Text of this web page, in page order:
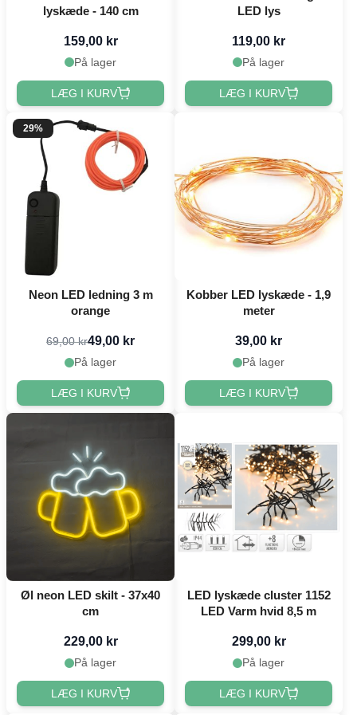
lyskæde - 140 cm
159,00 kr
På lager
LÆG I KURV
LED lys
119,00 kr
På lager
LÆG I KURV
29%
Neon LED ledning 3 m
orange
69,00 kr49,00 kr
På lager
LÆG I KURV
Kobber LED lyskæde - 1,9
meter
39,00 kr
På lager
LÆG I KURV
Øl neon LED skilt - 37x40
cm
229,00 kr
På lager
LÆG I KURV
LED lyskæde cluster 1152
LED Varm hvid 8,5 m
299,00 kr
På lager
LÆG I KURV